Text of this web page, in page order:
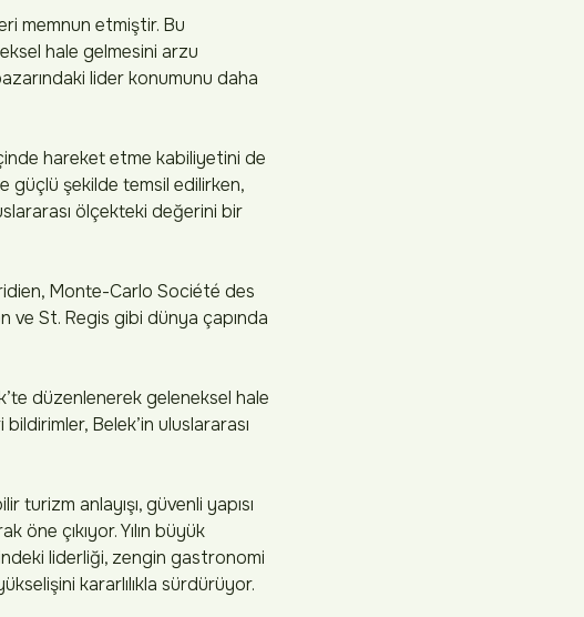
memnun etmiştir. Bu
hale gelmesini arzu
lider konumunu daha
hareket etme kabiliyetini de
şekilde temsil edilirken,
ölçekteki değerini bir
Monte-Carlo Société des
ve St. Regis gibi dünya çapında
düzenlenerek geleneksel hale
Belek’in uluslararası
anlayışı, güvenli yapısı
çıkıyor. Yılın büyük
liderliği, zengin gastronomi
kararlılıkla sürdürüyor.